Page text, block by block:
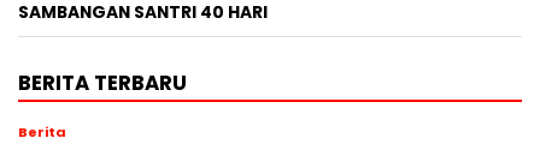
SAMBANGAN SANTRI 40 HARI
BERITA TERBARU
Berita